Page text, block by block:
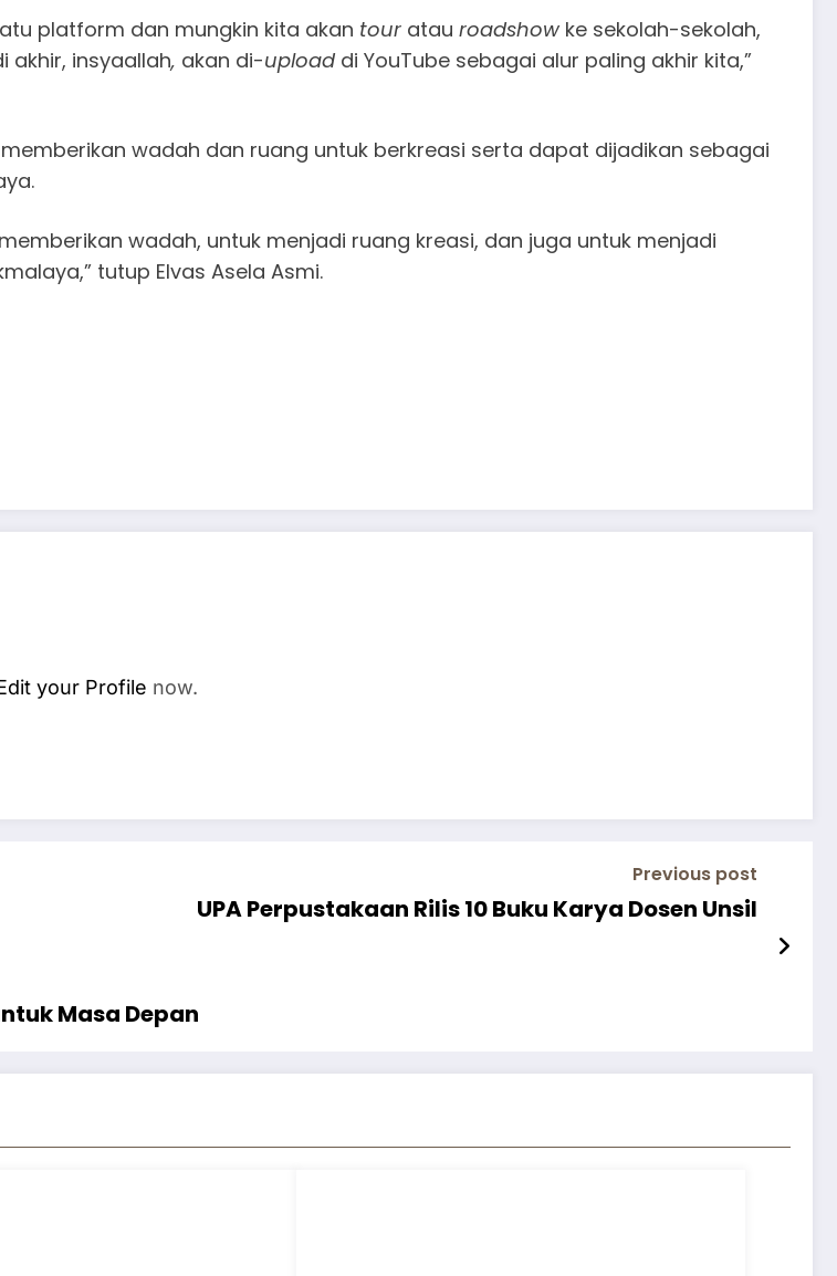
platform dan mungkin kita akan tour atau roadshowke sekolah-sekolah,
akhir, insyaallah, akan di-uploaddi YouTube sebagai alur paling akhir kita,”
wadah dan ruang untuk berkreasi serta dapat dijadikan sebagai
wadah, untuk menjadi ruang kreasi, dan juga untuk menjadi
tutup Elvas Asela Asmi.
your Profile now.
Previous post
UPA Perpustakaan Rilis 10 Buku Karya Dosen Unsil
Masa Depan